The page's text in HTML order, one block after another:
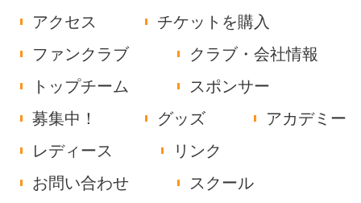
アクセス
チケットを購入
ファンクラブ
クラブ・会社情報
トップチーム
スポンサー
募集中！
グッズ
アカデミー
レディース
リンク
お問い合わせ
スクール